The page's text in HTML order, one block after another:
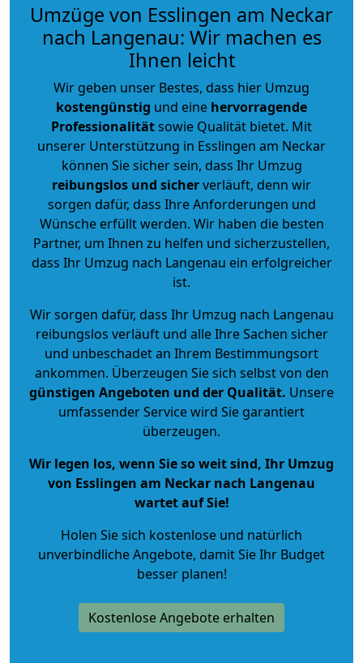
Umzüge von Esslingen am Neckar
nach Langenau: Wir machen es
Ihnen leicht
Wir geben unser Bestes, dass hier Umzug
kostengünstig und eine hervorragende
Professionalitätsowie Qualität bietet. Mit
unserer Unterstützung in Esslingen am Neckar
können Sie sicher sein, dass Ihr Umzug
reibungslos und sicherverläuft, denn wir
sorgen dafür, dass Ihre Anforderungen und
Wünsche erfüllt werden. Wir haben die besten
Partner, um Ihnen zu helfen und sicherzustellen,
dass Ihr Umzug nach Langenau ein erfolgreicher
ist.
Wir sorgen dafür, dass Ihr Umzug nach Langenau
reibungslos verläuft und alle Ihre Sachen sicher
und unbeschadet an Ihrem Bestimmungsort
ankommen. Überzeugen Sie sich selbst von den
günstigen Angeboten und der Qualität. Unsere
umfassender Service wird Sie garantiert
überzeugen.
Wir legen los, wenn Sie so weit sind, Ihr Umzug
von Esslingen am Neckar nach Langenau
wartet auf Sie!
Holen Sie sich kostenlose und natürlich
unverbindliche Angebote, damit Sie Ihr Budget
besser planen!
Kostenlose Angebote erhalten